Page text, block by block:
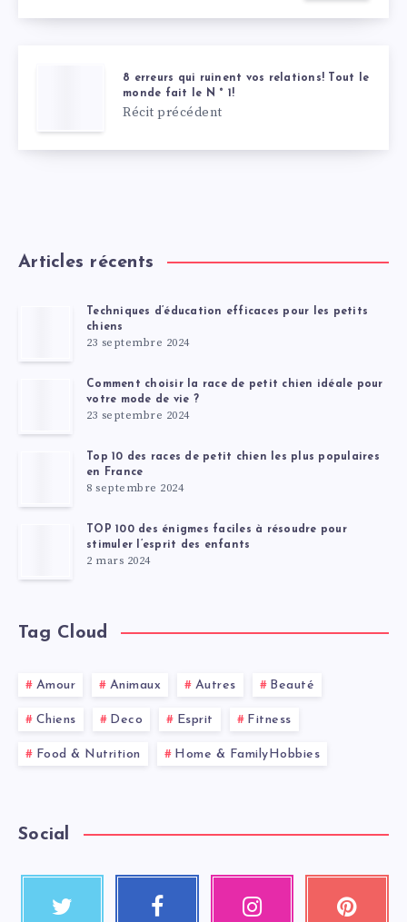
8 erreurs qui ruinent vos relations! Tout le
monde fait le N ° 1!
Récit précédent
Articles récents
Techniques d’éducation efficaces pour les petits
chiens
23 septembre 2024
Comment choisir la race de petit chien idéale pour
votre mode de vie ?
23 septembre 2024
Top 10 des races de petit chien les plus populaires
en France
8 septembre 2024
TOP 100 des énigmes faciles à résoudre pour
stimuler l’esprit des enfants
2 mars 2024
Tag Cloud
Amour Animaux Autres Beauté
Chiens Deco Esprit Fitness
Food & Nutrition Home & FamilyHobbies
Social